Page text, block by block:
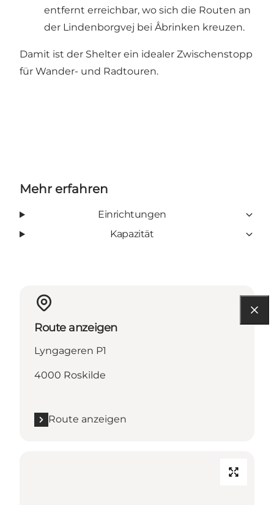
entfernt erreichbar, wo sich die Routen an
der Lindenborgvej bei Åbrinken kreuzen.
Damit ist der Shelter ein idealer Zwischenstopp
für Wander- und Radtouren.
Mehr erfahren
Einrichtungen
Kapazität
Route anzeigen
Lyngageren P1
4000 Roskilde
Route anzeigen